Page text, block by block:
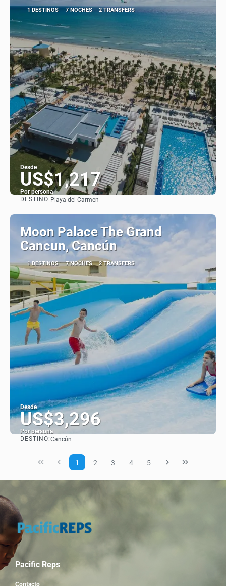
1 DESTINOS 7 NOCHES 2 TRANSFERS
Desde
US$1,217
Por persona
DESTINO: Playa del Carmen
Moon Palace The Grand
Cancun, Cancún
1 DESTINOS 7 NOCHES 2 TRANSFERS
Desde
US$3,296
Por persona
DESTINO:Cancún
1 2 3 4 5
Pacific Reps
Contacto